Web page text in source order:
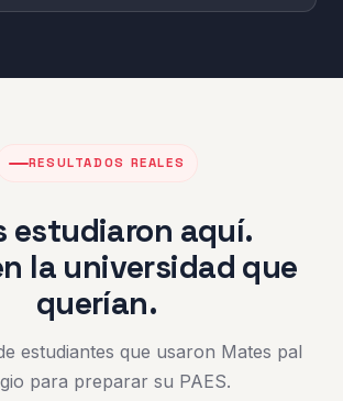
RESULTADOS REALES
estudiaron aquí.
la universidad que
querían.
estudiantes que usaron Mates pal
para preparar su PAES.